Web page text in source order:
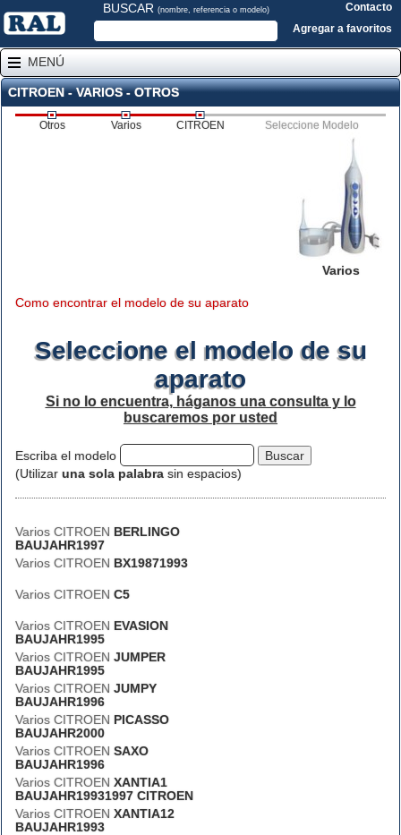
BUSCAR (nombre, referencia o modelo)
Contacto
Agregar a favoritos
MENÚ
CITROEN - VARIOS - OTROS
Otros Varios CITROEN Seleccione Modelo
Varios
Como encontrar el modelo de su aparato
Seleccione el modelo de su
aparato
Si no lo encuentra, háganos una consulta y lo
buscaremos por usted
Escriba el modelo
(Utilizar una sola palabra sin espacios)
Varios CITROEN BERLINGO
BAUJAHR1997
Varios CITROEN BX19871993
Varios CITROEN C5
Varios CITROEN EVASION
BAUJAHR1995
Varios CITROEN JUMPER
BAUJAHR1995
Varios CITROEN JUMPY
BAUJAHR1996
Varios CITROEN PICASSO
BAUJAHR2000
Varios CITROEN SAXO
BAUJAHR1996
Varios CITROEN XANTIA1
BAUJAHR19931997 CITROEN
Varios CITROEN XANTIA12
BAUJAHR1993